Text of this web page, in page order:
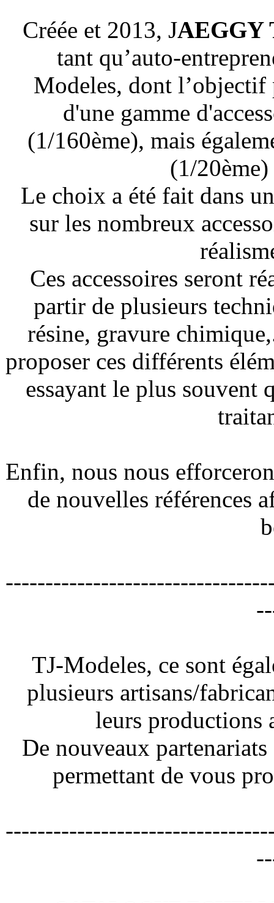
Créée et 2013, JAEGGY
tant qu’auto-
Modeles, dont l’objectif
d'une gamme
(1/160ème), mais
(1/
Le choix a été fait dans
sur les nombreux
Ces accessoires seront
partir de plusieurs
résine, gravure
proposer ces différents
essayant le plus souvent
Enfin, nous nous
de nouvelles références
TJ-Modeles, ce sont
plusieurs artisans/
leurs productions
De nouveaux
permettant de vous